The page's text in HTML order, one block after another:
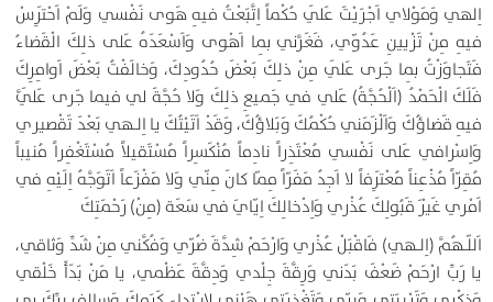
اِلهي وَمَوْلاي اَجْرَيْتَ عَلَي حُكْماً اِتَّبَعْتُ فيهِ هَوى نَفْسي وَلَمْ اَحْتَرِسْ
فيهِ مِنْ تَزْيينِ عَدُوّي، فَغَرَّني بِما اَهْوى وَاَسْعَدَهُ عَلى ذلِكَ الْقَضاءُ
فَتَجاوَزْتُ بِما جَرى عَلَي مِنْ ذلِكَ بَعْضَ حُدُودِكَ، وَخالَفْتُ بَعْضَ اَوامِرِكَ
فَلَكَ الْحَمْدُ (اَلْحُجَّةُ) عَلي في جَميعِ ذلِكَ وَلا حُجَّةَ لي فيما جَرى عَلَيَّ
فيهِ قَضاؤُكَ وَاَلْزَمَني حُكْمُكَ وَبَلاؤُكَ، وَقَدْ اَتَيْتُكَ يا اِلـهي بَعْدَ تَقْصيري
وَاِسْرافي عَلى نَفْسي مُعْتَذِراً نادِماً مُنْكَسِراً مُسْتَقيلاً مُسْتَغْفِراً مُنيباً
مُقِرّاً مُذْعِناً مُعْتَرِفاً لا اَجِدُ مَفَرّاً مِمّا كانَ مِنّي وَلا مَفْزَعاً اَتَوَجَّهُ اِلَيْهِ في
اَمْري غَيْرَ قَبُولِكَ عُذْري وَاِدْخالِكَ اِيّايَ في سَعَة (مِنْ) رَحْمَتِكَ
اَللّـهُمَّ (اِلـهي) فَاقْبَلْ عُذْري وَارْحَمْ شِدَّةَ ضُرّي وَفُكَّني مِنْ شَدِّ وَثاقي،
يا رَبِّ ارْحَمْ ضَعْفَ بَدَني وَرِقَّةَ جِلْدي وَدِقَّةَ عَظْمي، يا مَنْ بَدَأَ خَلْقي